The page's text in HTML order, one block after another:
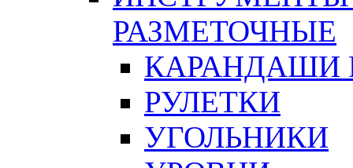
РАЗМЕТОЧНЫЕ
КАРАНДАШИ
РУЛЕТКИ
УГОЛЬНИКИ